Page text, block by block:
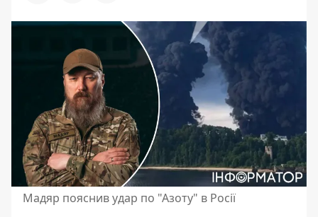
Мадяр пояснив удар по "Азоту" в Росії